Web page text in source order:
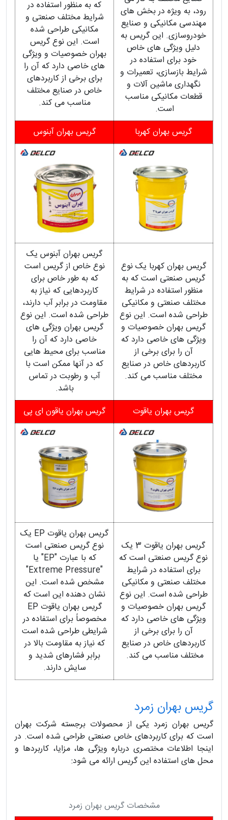
رود، به ویژه در بخش های
مهندسی مکانیکی و صنایع
خودروسازی. این گریس به
دلیل ویژگی های خاص
خود برای استفاده در
شرایط بازسازی، تعمیرات و
نگهداری ماشین آلات و
قطعات مکانیکی مناسب
است.
که به منظور استفاده در
شرایط مختلف صنعتی و
مکانیکی طراحی شده
است. این نوع گریس
بهران خصوصیات و ویژگی
های خاصی دارد که آن را
برای برخی از کاربردهای
خاص در صنایع مختلف
مناسب می کند.
گریس بهران کهربا گریس بهران آبنوس
گریس بهران کهربا یک نوع
گریس صنعتی است که به
منظور استفاده در شرایط
مختلف صنعتی و مکانیکی
طراحی شده است. این نوع
گریس بهران خصوصیات و
ویژگی های خاصی دارد که
آن را برای برخی از
کاربردهای خاص در صنایع
مختلف مناسب می کند.
گریس بهران آبنوس یک
نوع خاص از گریس است
که به طور خاص برای
کاربردهایی که نیاز به
مقاومت در برابر آب دارند،
طراحی شده است. این نوع
گریس بهران ویژگی های
خاصی دارد که آن را
مناسب برای محیط هایی
که در آنها ممکن است با
آب و رطوبت در تماس
باشد.
گریس بهران یاقوت
گریس بهران یاقون ای پی
گریس بهران یاقوت 3 یک
نوع گریس صنعتی است که
برای استفاده در شرایط
مختلف صنعتی و مکانیکی
طراحی شده است. این نوع
گریس بهران خصوصیات و
ویژگی های خاصی دارد که
آن را برای برخی از
کاربردهای خاص در صنایع
مختلف مناسب می کند.
گریس بهران یاقوت EP یک
نوع گریس صنعتی است
که با عبارت "EP" یا
"Extreme Pressure"
مشخص شده است. این
نشان دهنده این است که
گریس بهران یاقوت EP
مخصوصاً برای استفاده در
شرایطی طراحی شده است
که نیاز به مقاومت بالا در
برابر فشارهای شدید و
سایش دارند.
گریس بهران زمرد
گریس بهران زمرد یکی از محصولات برجسته شرکت بهران
است که برای کاربردهای خاص صنعتی طراحی شده است. در
اینجا اطلاعات مختصری درباره ویژگی ها، مزایا، کاربردها و
محل های استفاده این گریس ارائه می شود:
مشخصات گریس بهران زمرد